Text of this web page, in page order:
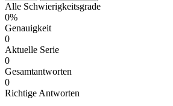
Alle Schwierigkeitsgrade
0%
Genauigkeit
0
Aktuelle Serie
0
Gesamtantworten
0
Richtige Antworten